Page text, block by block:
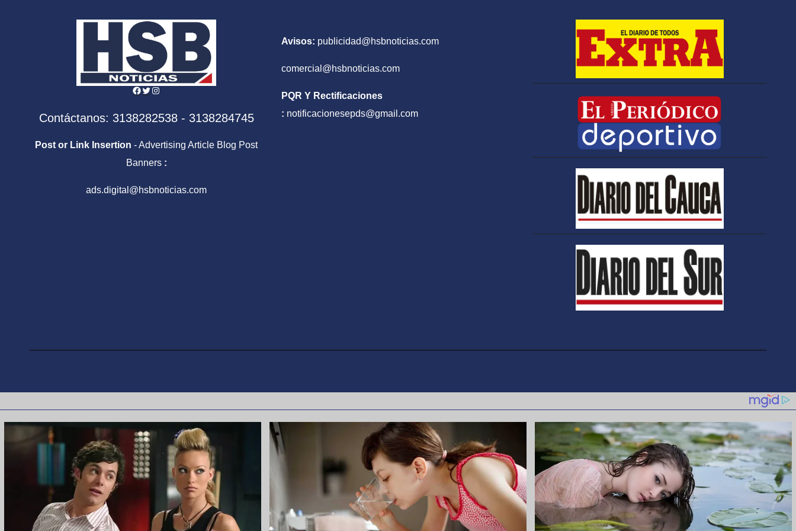
del Caribe
Facebook
Twitter
Instagram
Contáctanos: 3138282538 - 3138284745
Post or Link Insertion - Advertising Article Blog Post
Banners :
ads.digital@hsbnoticias.com
Avisos: publicidad@hsbnoticias.com
comercial@hsbnoticias.com
PQR Y Rectificaciones
: notificacionesepds@gmail.com